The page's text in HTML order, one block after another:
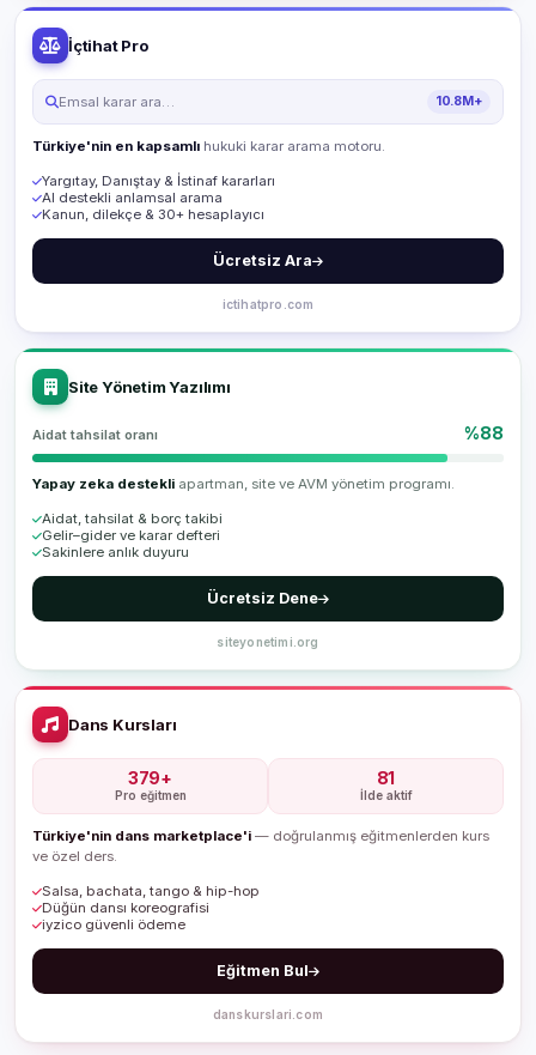
İçtihat Pro
Emsal karar ara… 10.8M+
Türkiye'nin en kapsamlı hukuki karar arama motoru.
Yargıtay, Danıştay & İstinaf kararları
AI destekli anlamsal arama
Kanun, dilekçe & 30+ hesaplayıcı
Ücretsiz Ara
ictihatpro.com
Site Yönetim Yazılımı
Aidat tahsilat oranı %88
Yapay zeka destekli apartman, site ve AVM yönetim programı.
Aidat, tahsilat & borç takibi
Gelir–gider ve karar defteri
Sakinlere anlık duyuru
Ücretsiz Dene
siteyonetimi.org
Dans Kursları
379+
Pro eğitmen
81
İlde aktif
Türkiye'nin dans marketplace'i — doğrulanmış eğitmenlerden kurs
ve özel ders.
Salsa, bachata, tango & hip-hop
Düğün dansı koreografisi
iyzico güvenli ödeme
Eğitmen Bul
danskurslari.com